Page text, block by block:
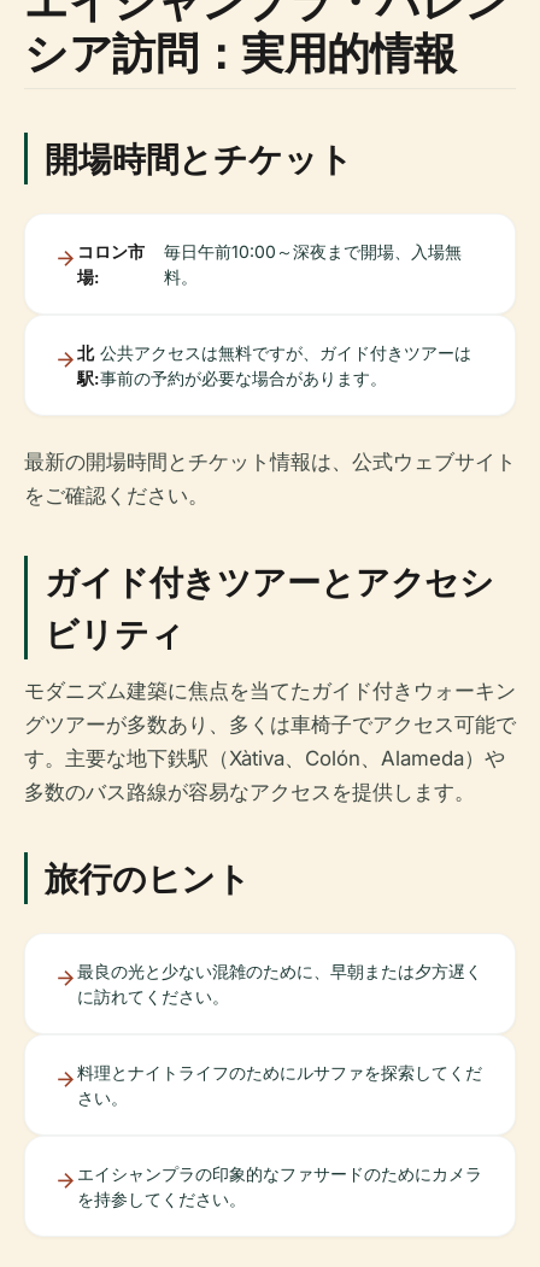
シア訪問：実用的情報
開場時間とチケット
コロン市
場:
毎日午前10:00～深夜まで開場、入場無
料。
北
駅:
公共アクセスは無料ですが、ガイド付きツアーは
事前の予約が必要な場合があります。
最新の開場時間とチケット情報は、公式ウェブサイト
をご確認ください。
ガイド付きツアーとアクセシ
ビリティ
モダニズム建築に焦点を当てたガイド付きウォーキン
グツアーが多数あり、多くは車椅子でアクセス可能で
す。主要な地下鉄駅（Xàtiva、Colón、Alameda）や
多数のバス路線が容易なアクセスを提供します。
旅行のヒント
最良の光と少ない混雑のために、早朝または夕方遅く
に訪れてください。
料理とナイトライフのためにルサファを探索してくだ
さい。
エイシャンプラの印象的なファサードのためにカメラ
を持参してください。